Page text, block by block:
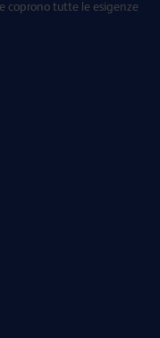
coprono tutte le esigenze